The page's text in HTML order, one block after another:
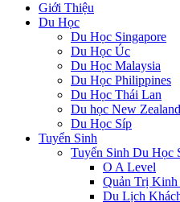
Giới Thiệu
Du Học
Du Học Singapore
Du Học Úc
Du Học Malaysia
Du Học Philippines
Du Học Thái Lan
Du học New Zealand
Du Học Síp
Tuyển Sinh
Tuyển Sinh Du Học
O A Level
Quản Trị Kinh
Du Lịch